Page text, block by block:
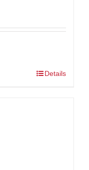
Details